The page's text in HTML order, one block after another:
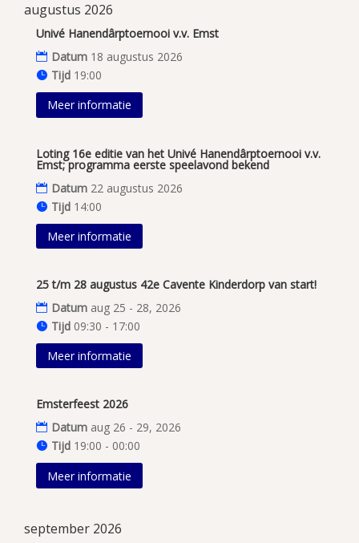
augustus 2026
Univé Hanendârptoernooi v.v. Emst
Datum 18 augustus 2026
Tijd 19:00
Meer informatie
Loting 16e editie van het Univé Hanendârptoernooi v.v.
Emst; programma eerste speelavond bekend
Datum 22 augustus 2026
Tijd 14:00
Meer informatie
25 t/m 28 augustus 42e Cavente Kinderdorp van start!
Datum aug 25 - 28, 2026
Tijd 09:30 - 17:00
Meer informatie
Emsterfeest 2026
Datum aug 26 - 29, 2026
Tijd 19:00 - 00:00
Meer informatie
september 2026